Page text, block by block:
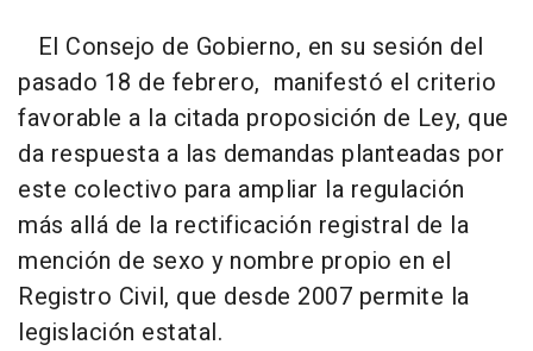
El Consejo de Gobierno, en su sesión del
pasado 18 de febrero, manifestó el criterio
favorable a la citada proposición de Ley, que
da respuesta a las demandas planteadas por
este colectivo para ampliar la regulación
más allá de la rectificación registral de la
mención de sexo y nombre propio en el
Registro Civil, que desde 2007 permite la
legislación estatal.